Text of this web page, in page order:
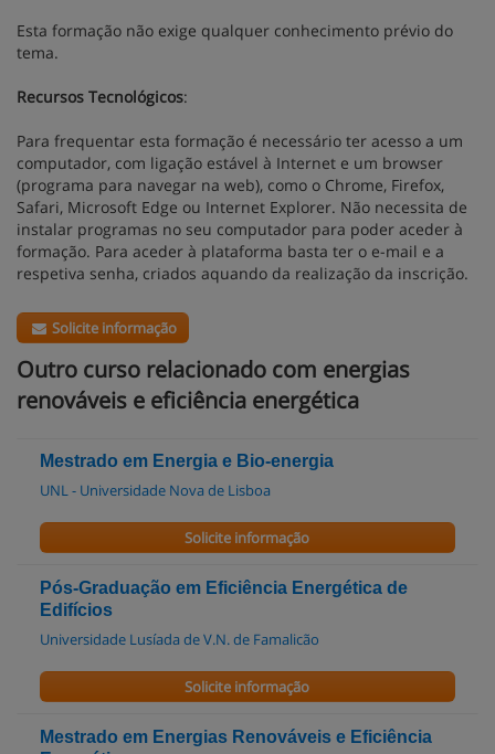
Esta formação não exige qualquer conhecimento prévio do
tema.
Recursos Tecnológicos:
Para frequentar esta formação é necessário ter acesso a um
computador, com ligação estável à Internet e um browser
(programa para navegar na web), como o Chrome, Firefox,
Safari, Microsoft Edge ou Internet Explorer. Não necessita de
instalar programas no seu computador para poder aceder à
formação. Para aceder à plataforma basta ter o e-mail e a
respetiva senha, criados aquando da realização da inscrição.
Solicite informação
Outro curso relacionado com energias
renováveis e eficiência energética
Mestrado em Energia e Bio-energia
UNL - Universidade Nova de Lisboa
Solicite informação
Pós-Graduação em Eficiência Energética de
Edifícios
Universidade Lusíada de V.N. de Famalicão
Solicite informação
Mestrado em Energias Renováveis e Eficiência